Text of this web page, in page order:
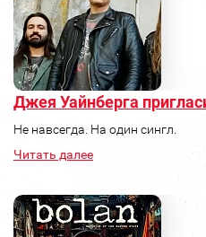
Джея Уайнберга
Не навсегда. На один сингл.
Читать далее